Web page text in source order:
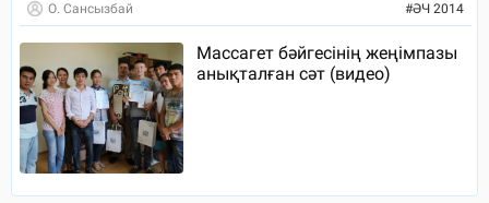
О. Сансызбай #ӘЧ 2014
Массагет бәйгесінің жеңімпазы
анықталған сәт (видео)